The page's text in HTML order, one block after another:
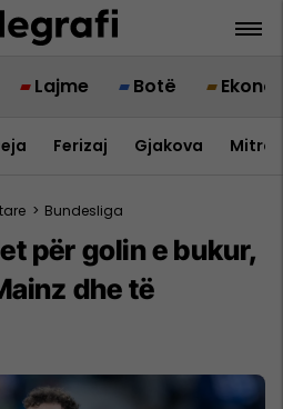
Lajme Botë
Ferizaj Gjakova
> Bundesliga
për golin e bukur,
dhe të